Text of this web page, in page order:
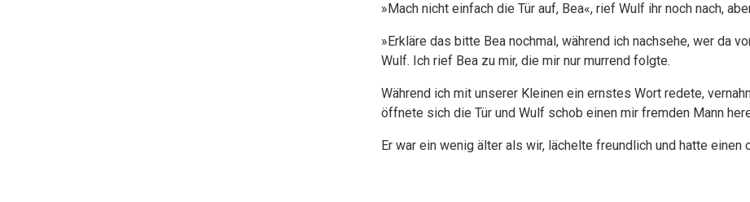
»Mach nicht einfach die Tür auf, Bea«, rief Wulf ihr noch nach,
»Erkläre das bitte Bea nochmal, während ich nachsehe, wer da
Wulf. Ich rief Bea zu mir, die mir nur murrend folgte.
Während ich mit unserer Kleinen ein ernstes Wort redete,
öffnete sich die Tür und Wulf schob einen mir fremden Mann
Er war ein wenig älter als wir, lächelte freundlich und hatte einen